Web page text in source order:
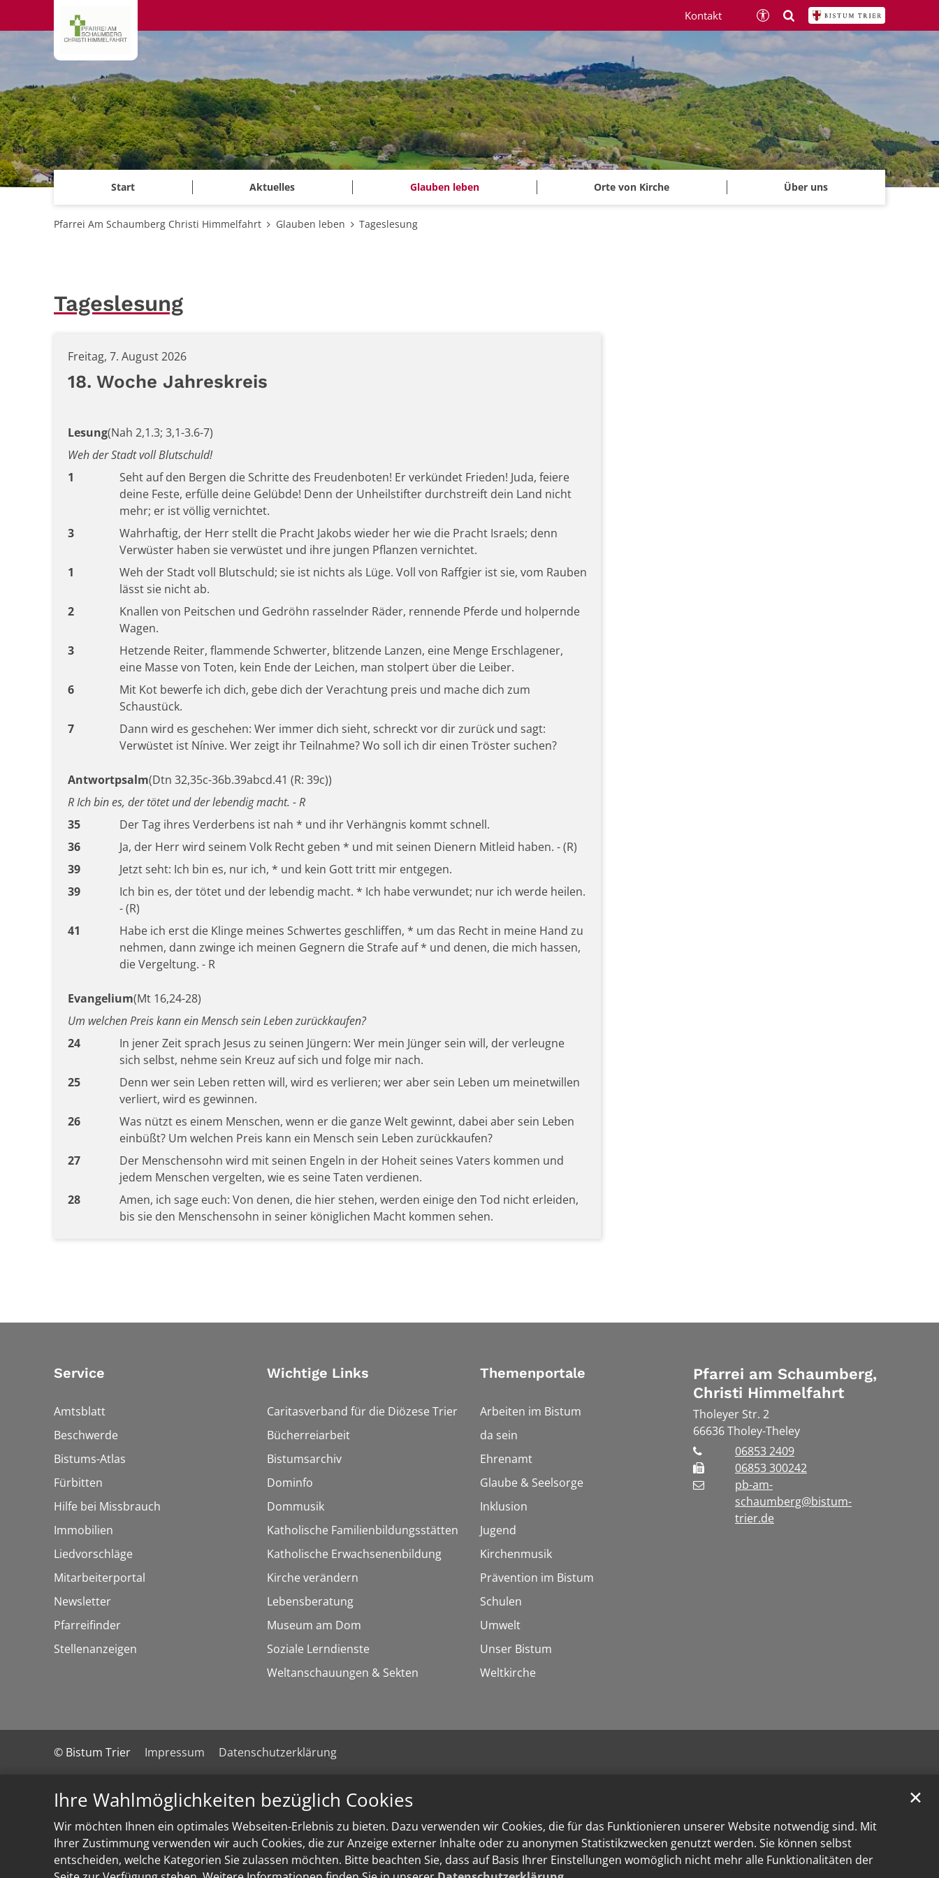
Ihre Wahlmöglichkeiten bezüglich Cookies
Wir möchten Ihnen ein optimales Webseiten-Erlebnis zu bieten. Dazu verwenden wir Cookies, die für das Funktionieren unserer Website notwendig sind. Mit
Ihrer Zustimmung verwenden wir auch Cookies, die zur Anzeige externer Inhalte oder zu anonymen Statistikzwecken genutzt werden. Sie können selbst
entscheiden, welche Kategorien Sie zulassen möchten. Bitte beachten Sie, dass auf Basis Ihrer Einstellungen womöglich nicht mehr alle Funktionalitäten der
✕
Start Aktuelles Glauben leben Orte von Kirche Über uns
Kontakt
Pfarrei Am Schaumberg Christi Himmelfahrt Glauben leben Tageslesung
Tageslesung
Freitag, 7. August 2026
18. Woche Jahreskreis
Lesung(Nah 2,1.3; 3,1-3.6-7)
Weh der Stadt voll Blutschuld!
1
Seht auf den Bergen die Schritte des Freudenboten! Er verkündet Frieden! Juda, feiere
deine Feste, erfülle deine Gelübde! Denn der Unheilstifter durchstreift dein Land nicht
mehr; er ist völlig vernichtet.
3
Wahrhaftig, der Herr stellt die Pracht Jakobs wieder her wie die Pracht Israels; denn
Verwüster haben sie verwüstet und ihre jungen Pflanzen vernichtet.
1
Weh der Stadt voll Blutschuld; sie ist nichts als Lüge. Voll von Raffgier ist sie, vom Rauben
lässt sie nicht ab.
2
Knallen von Peitschen und Gedröhn rasselnder Räder, rennende Pferde und holpernde
Wagen.
3
Hetzende Reiter, flammende Schwerter, blitzende Lanzen, eine Menge Erschlagener,
eine Masse von Toten, kein Ende der Leichen, man stolpert über die Leiber.
6
Mit Kot bewerfe ich dich, gebe dich der Verachtung preis und mache dich zum
Schaustück.
7
Dann wird es geschehen: Wer immer dich sieht, schreckt vor dir zurück und sagt:
Verwüstet ist Nínive. Wer zeigt ihr Teilnahme? Wo soll ich dir einen Tröster suchen?
Antwortpsalm(Dtn 32,35c-36b.39abcd.41 (R: 39c))
R Ich bin es, der tötet und der lebendig macht. - R
35
Der Tag ihres Verderbens ist nah * und ihr Verhängnis kommt schnell.
36
Ja, der Herr wird seinem Volk Recht geben * und mit seinen Dienern Mitleid haben. - (R)
39
Jetzt seht: Ich bin es, nur ich, * und kein Gott tritt mir entgegen.
39
Ich bin es, der tötet und der lebendig macht. * Ich habe verwundet; nur ich werde heilen.
- (R)
41
Habe ich erst die Klinge meines Schwertes geschliffen, * um das Recht in meine Hand zu
nehmen, dann zwinge ich meinen Gegnern die Strafe auf * und denen, die mich hassen,
die Vergeltung. - R
Evangelium(Mt 16,24-28)
Um welchen Preis kann ein Mensch sein Leben zurückkaufen?
24
In jener Zeit sprach Jesus zu seinen Jüngern: Wer mein Jünger sein will, der verleugne
sich selbst, nehme sein Kreuz auf sich und folge mir nach.
25
Denn wer sein Leben retten will, wird es verlieren; wer aber sein Leben um meinetwillen
verliert, wird es gewinnen.
26
Was nützt es einem Menschen, wenn er die ganze Welt gewinnt, dabei aber sein Leben
einbüßt? Um welchen Preis kann ein Mensch sein Leben zurückkaufen?
27
Der Menschensohn wird mit seinen Engeln in der Hoheit seines Vaters kommen und
jedem Menschen vergelten, wie es seine Taten verdienen.
28
Amen, ich sage euch: Von denen, die hier stehen, werden einige den Tod nicht erleiden,
bis sie den Menschensohn in seiner königlichen Macht kommen sehen.
Service
Amtsblatt
Beschwerde
Bistums-Atlas
Fürbitten
Hilfe bei Missbrauch
Immobilien
Liedvorschläge
Mitarbeiterportal
Newsletter
Pfarreifinder
Stellenanzeigen
Wichtige Links
Caritasverband für die Diözese Trier
Bücherreiarbeit
Bistumsarchiv
Dominfo
Dommusik
Katholische Familienbildungsstätten
Katholische Erwachsenenbildung
Kirche verändern
Lebensberatung
Museum am Dom
Soziale Lerndienste
Weltanschauungen & Sekten
Themenportale
Arbeiten im Bistum
da sein
Ehrenamt
Glaube & Seelsorge
Inklusion
Jugend
Kirchenmusik
Prävention im Bistum
Schulen
Umwelt
Unser Bistum
Weltkirche
Pfarrei am Schaumberg,
Christi Himmelfahrt
Tholeyer Str. 2
66636Tholey-Theley
06853 2409
06853 300242
pb-am-
schaumberg@bistum-
trier.de
© Bistum Trier Impressum Datenschutzerklärung